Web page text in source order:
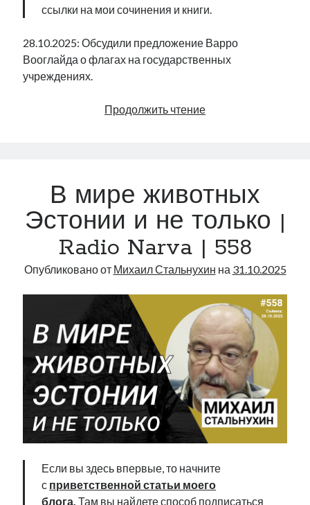
ссылки на мои сочинения и книги.
28.10.2025: Обсудили предложение Варро
Вооглайда о флагах на государственных
учреждениях.
Продолжить чтениеО
Radio
|
559
В мире животных
Эстонии и не только |
Radio Narva | 558
Опубликовано от Михаил Стальнухин на 31.10.2025
Если вы здесь впервые, то начните
с приветственной статьи моего
блога Там вы найдете способ подписаться